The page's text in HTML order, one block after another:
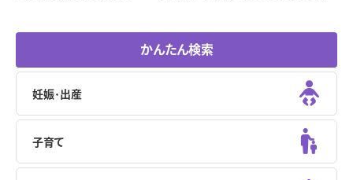
かんたん検索
妊娠･出産
子育て